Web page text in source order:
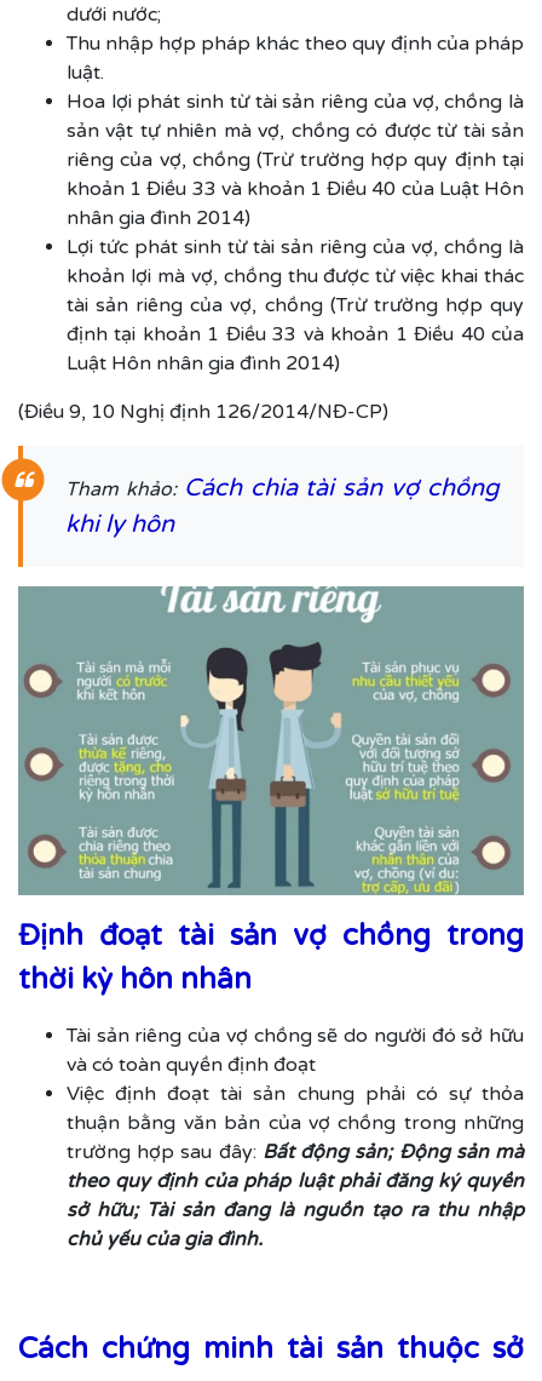
dưới nước;
Thu nhập hợp pháp khác theo quy định của pháp
luật.
Hoa lợi phát sinh từ tài sản riêng của vợ, chồng là
sản vật tự nhiên mà vợ, chồng có được từ tài sản
riêng của vợ, chồng (Trừ trường hợp quy định tại
khoản 1 Điều 33 và khoản 1 Điều 40 của Luật Hôn
nhân gia đình 2014)
Lợi tức phát sinh từ tài sản riêng của vợ, chồng là
khoản lợi mà vợ, chồng thu được từ việc khai thác
tài sản riêng của vợ, chồng (Trừ trường hợpquy
định tại khoản 1 Điều 33 và khoản 1 Điều 40 của
Luật Hôn nhân gia đình 2014)
(Điều 9, 10 Nghị định 126/2014/NĐ-CP)
Tham khảo: Cách chia tài sản vợ chồng
khi ly hôn
Định đoạt tài sản vợ chồng trong
thời kỳ hôn nhân
Tài sản riêng của vợ chồng sẽ do người đó sở hữu
và có toàn quyền định đoạt
Việc định đoạt tài sản chung phải có sự thỏa
thuận bằng văn bản của vợ chồng trong những
trường hợp sau đây: Bất động sản; Động sản mà
theo quy định của pháp luật phải đăng ký quyền
sở hữu; Tài sản đang là nguồn tạo ra thu nhập
chủ yếu của gia đình.
Cách chứng minh tài sản thuộc sở